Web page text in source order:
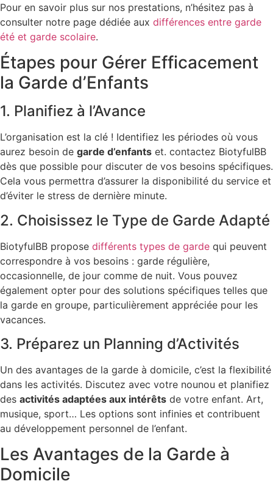
Pour en savoir plus sur nos prestations, n’hésitez pas à
consulter notre page dédiée aux différences entre garde
été et garde scolaire.
Étapes pour Gérer Efficacement
la Garde d’Enfants
1. Planifiez à l’Avance
L’organisation est la clé ! Identifiez les périodes où vous
aurez besoin de garde d’enfants et. contactez BiotyfulBB
dès que possible pour discuter de vos besoins spécifiques.
Cela vous permettra d’assurer la disponibilité du service et
d’éviter le stress de dernière minute.
2. Choisissez le Type de Garde Adapté
BiotyfulBB propose différents types de garde qui peuvent
correspondre à vos besoins : garde régulière,
occasionnelle, de jour comme de nuit. Vous pouvez
également opter pour des solutions spécifiques telles que
la garde en groupe, particulièrement appréciée pour les
vacances.
3. Préparez un Planning d’Activités
Un des avantages de la garde à domicile, c’est la flexibilité
dans les activités. Discutez avec votre nounou et planifiez
des activités adaptées aux intérêts de votre enfant. Art,
musique, sport… Les options sont infinies et contribuent
au développement personnel de l’enfant.
Les Avantages de la Garde à
Domicile